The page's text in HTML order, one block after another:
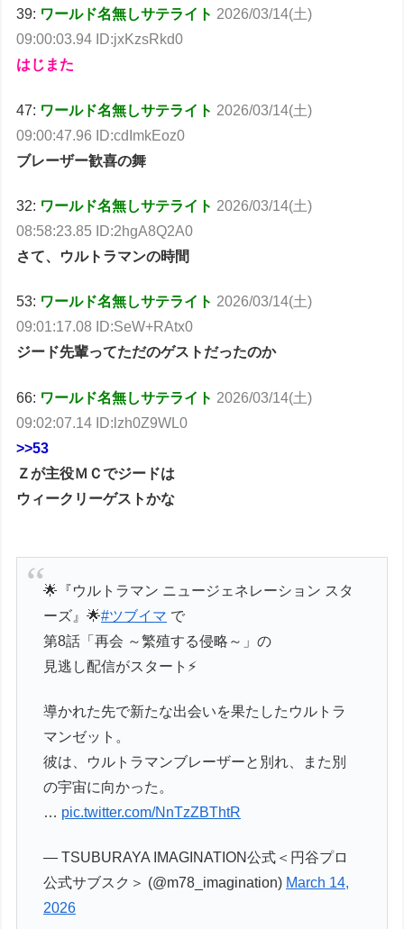
39: ワールド名無しサテライト 2026/03/14(土)
09:00:03.94 ID:jxKzsRkd0
はじまた
47: ワールド名無しサテライト 2026/03/14(土)
09:00:47.96 ID:cdImkEoz0
ブレーザー歓喜の舞
32: ワールド名無しサテライト 2026/03/14(土)
08:58:23.85 ID:2hgA8Q2A0
さて、ウルトラマンの時間
53: ワールド名無しサテライト 2026/03/14(土)
09:01:17.08 ID:SeW+RAtx0
ジード先輩ってただのゲストだったのか
66: ワールド名無しサテライト 2026/03/14(土)
09:02:07.14 ID:lzh0Z9WL0
>>53
Ｚが主役ＭＣでジードは
ウィークリーゲストかな
🌟『ウルトラマン ニュージェネレーション スタ
ーズ』🌟#ツブイマ で
第8話「再会 ～繁殖する侵略～」の
見逃し配信がスタート⚡
導かれた先で新たな出会いを果たしたウルトラ
マンゼット。
彼は、ウルトラマンブレーザーと別れ、また別
の宇宙に向かった。
… pic.twitter.com/NnTzZBThtR
— TSUBURAYA IMAGINATION公式＜円谷プロ
公式サブスク＞ (@m78_imagination) March 14,
2026